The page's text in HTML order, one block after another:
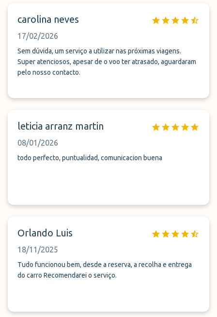
carolina neves
17/02/2026
Sem dúvida, um serviço a utilizar nas próximas viagens.
Super atenciosos, apesar de o voo ter atrasado, aguardaram
pelo nosso contacto.
leticia arranz martin
08/01/2026
todo perfecto, puntualidad, comunicacion buena
Orlando Luis
18/11/2025
Tudo funcionou bem, desde a reserva, a recolha e entrega
do carro Recomendarei o serviço.